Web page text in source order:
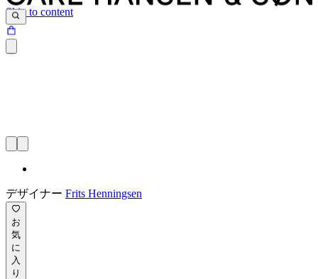
Skip to content
デザイナー Frits Henningsen
お
気
に
入
り